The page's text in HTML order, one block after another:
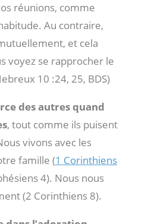
réunions, comme
Au contraire,
et cela
voyez se rapprocher le
10 :24, 25, BDS)
des autres quand
, tout comme ils puisent
vivons avec les
famille (1 Corinthiens
4). Nous nous
(2 Corinthiens 8).